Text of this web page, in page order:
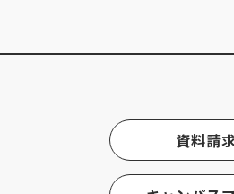
資料請